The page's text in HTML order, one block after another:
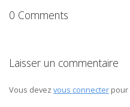
0 Comments
Laisser un commentaire
Vous devez vous connecter pour